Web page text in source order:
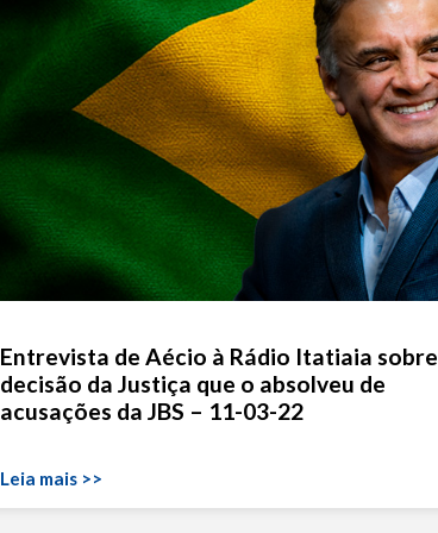
Entrevista de Aécio à Rádio Itatiaia sobre
decisão da Justiça que o absolveu de
acusações da JBS – 11-03-22
Leia mais >>